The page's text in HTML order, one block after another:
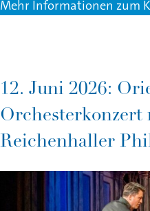
Mehr Informationen zum
12. Juni 2026:
Orchesterkonzert
Reichenhaller